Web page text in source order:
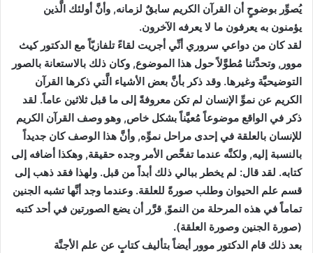
يُصوِّر بوضوحٍ أن القرآن الكريم سابقٌ لزمانه, وأنَّ أولئك الَّذين
يؤمنون به يعرفون ما لا يعرفه الآخرون.
لقد كان من دواعي سروري أنِّي أجريت لقاءً تلفازيّاً مع الدكتور كيث
موور, وتحدَّثنا مُطوَّلاً حول هذا الموضوع, وكان ذلك بالاستعانة بالصور
التوضيحيَّة وغيرها. وقد ذكر بأنَّ بعض الأشياء الَّتي ذكرها القرآن
الكريم عن نموِّ الإنسان لم تكن معروفةً إلى ما قبل ثلاثين عاماً. لقد
ذكر في الواقع موضوعاً مُعيَّناً بشكل خاص, وهو وصف القرآن الكريم
للإنسان بالعلقة في إحدى مراحل نموِّه, وأنَّ هذا الوصف كان جديداً
بالنسبة إليه, ولكنَّه عندما تفحَّص الأمر وجده حقيقة, وهكذا أضافه إلى
كتابه. لقد قال: لم يخطر ببالي ذلك أبداً من قبل. ولهذا فقد ذهب إلى
قسم علم الحيوان وطلب صورةً للعلقة. وعندما وجد أنَّها تشبه الجنين
تماماً في هذه المرحلة من النموّ, قرَّر أن يضع الصورتين في أحد كتبه
(صورة الجنين وصورة العلقة).
بعد ذلك قام الدكتور موور أيضاً بتأليف كتابٍ عن علم الأجنَّة